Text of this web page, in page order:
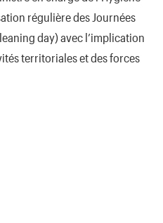
régulière des Journées
day) avec l’implication
territoriales et des forces